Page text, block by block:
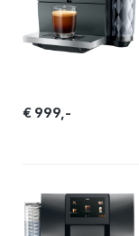
€ 999,-